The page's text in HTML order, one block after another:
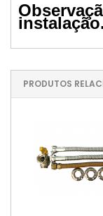
instalação.
PRODUTOS